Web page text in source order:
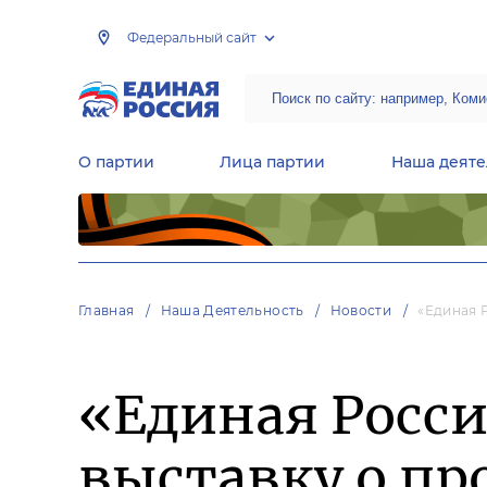
Федеральный сайт
О партии Лица партии Наша
Главная Наша Деятельность Новости «Единая
«Единая